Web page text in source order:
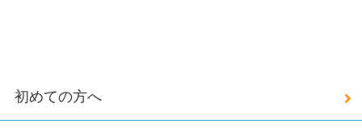
初めての方へ